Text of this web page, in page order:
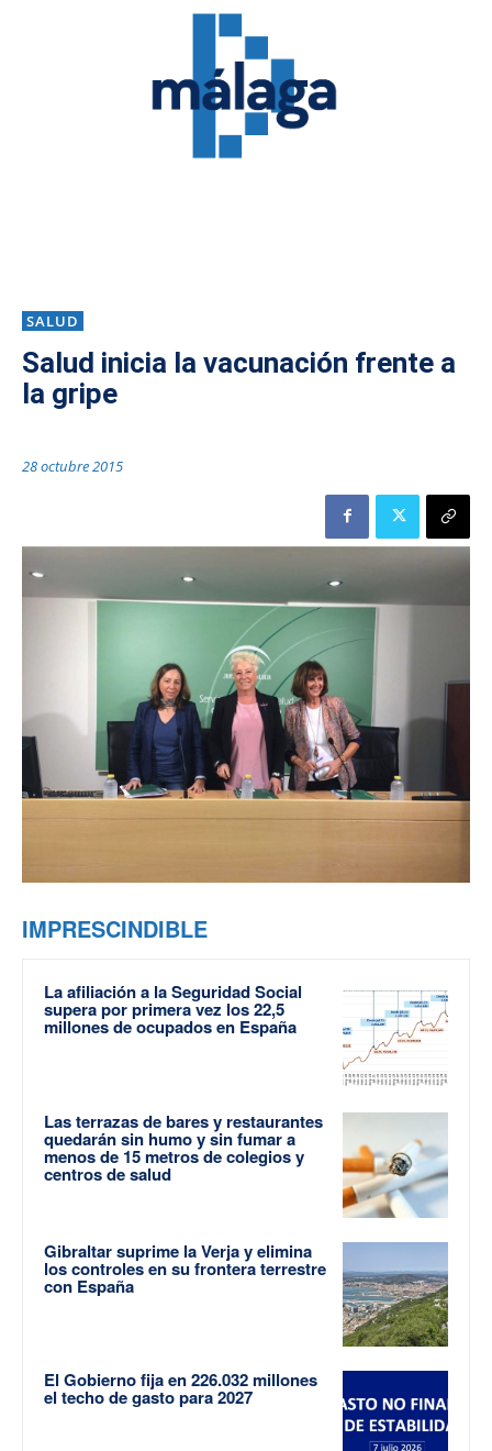
SALUD
Salud inicia la vacunación frente a
la gripe
28 octubre 2015
IMPRESCINDIBLE
La afiliación a la Seguridad Social
supera por primera vez los 22,5
millones de ocupados en España
Las terrazas de bares y restaurantes
quedarán sin humo y sin fumar a
menos de 15 metros de colegios y
centros de salud
Gibraltar suprime la Verja y elimina
los controles en su frontera terrestre
con España
El Gobierno fija en 226.032 millones
el techo de gasto para 2027